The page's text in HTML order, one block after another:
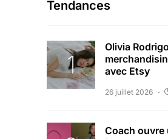
Tendances
Olivia
avec Etsy
26 juillet 2026
Coach